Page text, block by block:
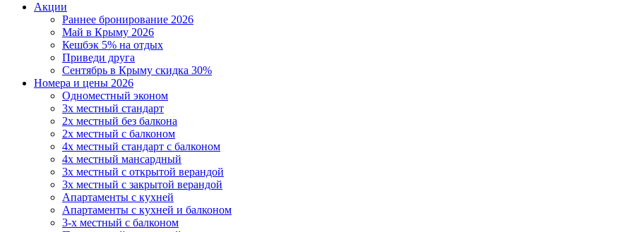
Акции
Раннее бронирование 2026
Май в Крыму 2026
Кешбэк 5% на отдых
Приведи друга
Сентябрь в Крыму скидка 30%
Номера и цены 2026
Одноместный эконом
3х местный стандарт
2х местный без балкона
2х местный с балконом
4х местный стандарт с балконом
4х местный мансардный
3х местный с открытой верандой
3х местный с закрытой верандой
Апартаменты с кухней
Апартаменты с кухней и балконом
3-х местный с балконом